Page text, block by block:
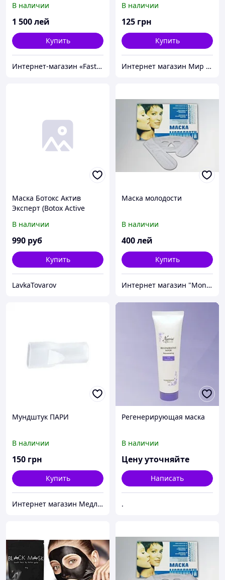
Мезороллер (540 игл) +
Гиалуроновая кислота с
В наличии
1 500лей
Купить
Интернет-магазин «FastShop»
В наличии
125 грн
Купить
Интернет магазин Мир стендов. Товары из Украины
Маска Ботокс Актив
Эксперт (Botox Active
В наличии
990 руб
Купить
LavkaTovarov
Маска молодости
В наличии
400лей
Купить
Интернет магазин "Monna4ka"
Мундштук ПАРИ
В наличии
150 грн
Купить
Интернет магазин Медлайф
Регенерирующая маска
В наличии
Цену уточняйте
Написать
.